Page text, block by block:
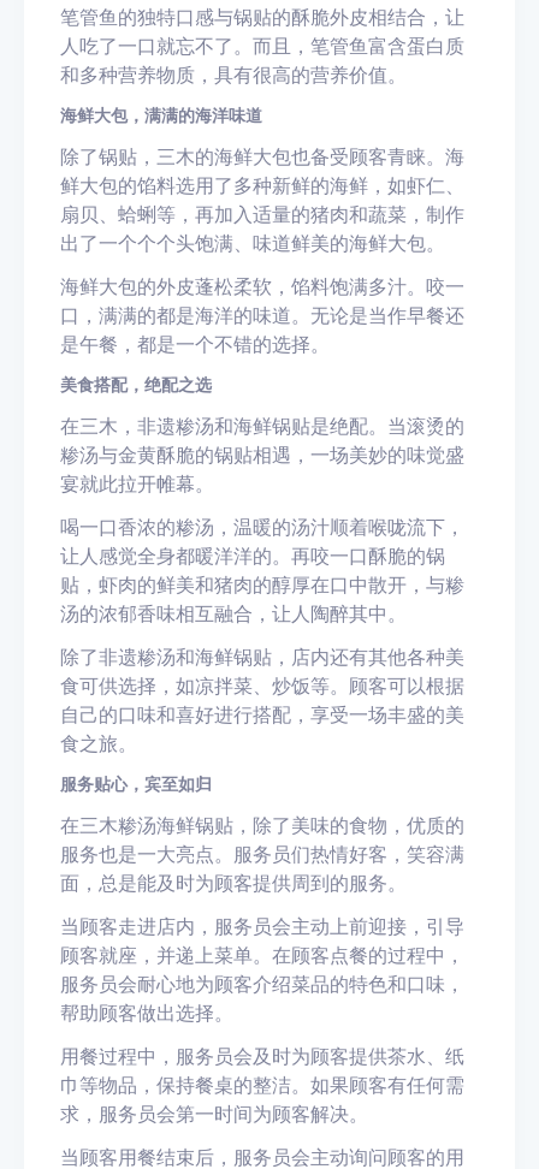
笔管鱼的独特口感与锅贴的酥脆外皮相结合，让
人吃了一口就忘不了。而且，笔管鱼富含蛋白质
和多种营养物质，具有很高的营养价值。
海鲜大包，满满的海洋味道
除了锅贴，三木的海鲜大包也备受顾客青睐。海
鲜大包的馅料选用了多种新鲜的海鲜，如虾仁、
扇贝、蛤蜊等，再加入适量的猪肉和蔬菜，制作
出了一个个个头饱满、味道鲜美的海鲜大包。
海鲜大包的外皮蓬松柔软，馅料饱满多汁。咬一
口，满满的都是海洋的味道。无论是当作早餐还
是午餐，都是一个不错的选择。
美食搭配，绝配之选
在三木，非遗糁汤和海鲜锅贴是绝配。当滚烫的
糁汤与金黄酥脆的锅贴相遇，一场美妙的味觉盛
宴就此拉开帷幕。
喝一口香浓的糁汤，温暖的汤汁顺着喉咙流下，
让人感觉全身都暖洋洋的。再咬一口酥脆的锅
贴，虾肉的鲜美和猪肉的醇厚在口中散开，与糁
汤的浓郁香味相互融合，让人陶醉其中。
除了非遗糁汤和海鲜锅贴，店内还有其他各种美
食可供选择，如凉拌菜、炒饭等。顾客可以根据
自己的口味和喜好进行搭配，享受一场丰盛的美
食之旅。
服务贴心，宾至如归
在三木糁汤海鲜锅贴，除了美味的食物，优质的
服务也是一大亮点。服务员们热情好客，笑容满
面，总是能及时为顾客提供周到的服务。
当顾客走进店内，服务员会主动上前迎接，引导
顾客就座，并递上菜单。在顾客点餐的过程中，
服务员会耐心地为顾客介绍菜品的特色和口味，
帮助顾客做出选择。
用餐过程中，服务员会及时为顾客提供茶水、纸
巾等物品，保持餐桌的整洁。如果顾客有任何需
求，服务员会第一时间为顾客解决。
当顾客用餐结束后，服务员会主动询问顾客的用